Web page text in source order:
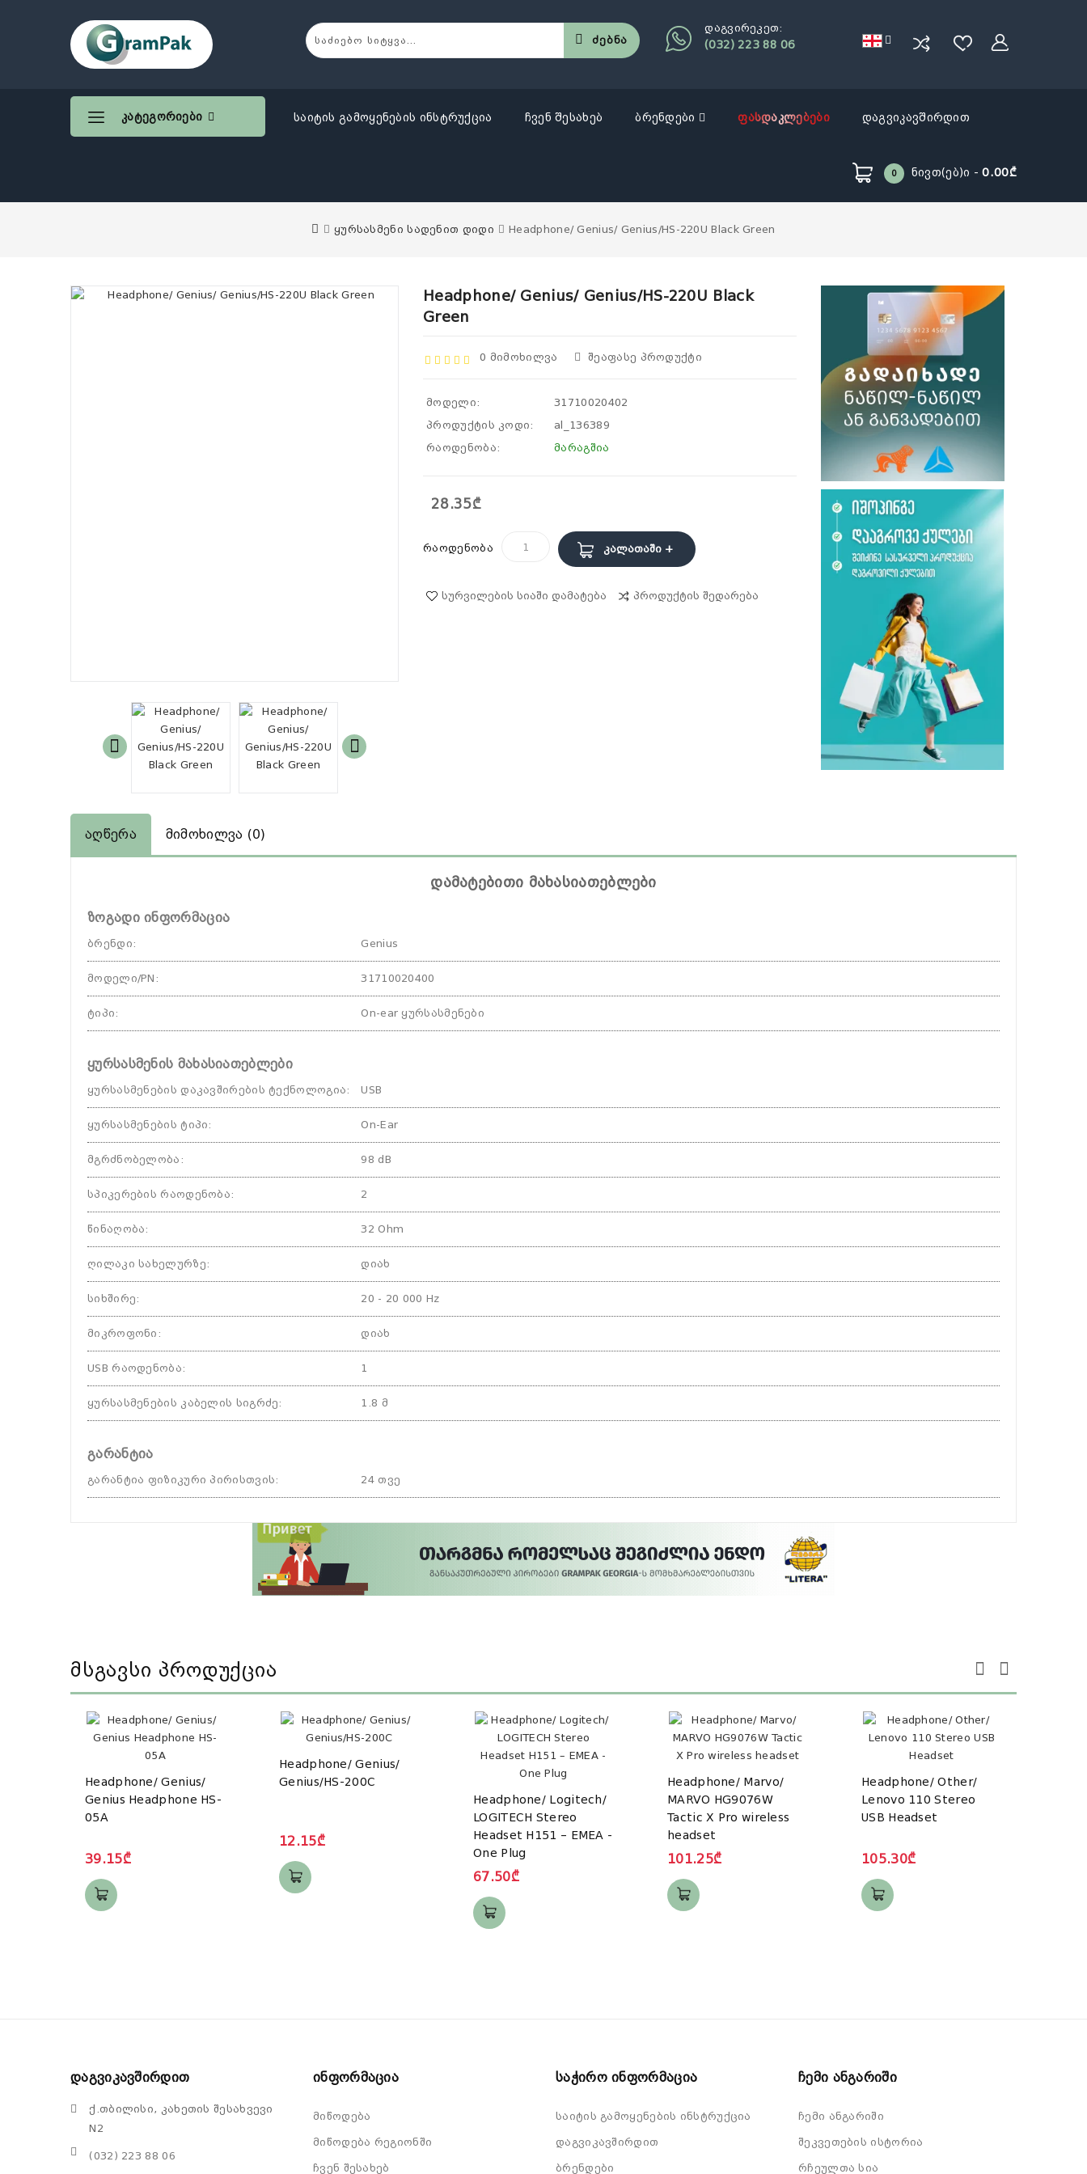
დაგვირეკეთ:
(032) 223 88 06
Ძებნა
Კატეგორიები საიტის გამოყენების ინსტრუქცია ჩვენ შესახებ ბრენდები ფასდაკლებები დაგვიკავშირდით
0 Ნივთ(ებ)ი -0.00₾
ყურსასმენი სადენით დიდი Headphone/ Genius/ Genius/HS-220U Black Green
Headphone/ Genius/ Genius/HS-220U Black
Green
0 Მიმოხილვა Შეაფასე Პროდუქტი
მოდელი:
31710020402
პროდუქტის კოდი:
al_136389
რაოდენობა:
მარაგშია
28.35₾
რაოდენობა Კალათაში +
Სურვილების Სიაში Დამატება Პროდუქტის Შედარება
Აღწერა Მიმოხილვა (0)
დამატებითი მახასიათებლები
ზოგადი ინფორმაცია
ბრენდი: Genius
მოდელი/PN : 31710020400
ტიპი: On-ear ყურსასმენები
ყურსასმენის მახასიათებლები
ყურსასმენების დაკავშირების ტექნოლოგია: USB
ყურსასმენების ტიპი: On-Ear
მგრძნობელობა : 98 dB
სპიკერების რაოდენობა: 2
წინაღობა: 32 Ohm
ღილაკი სახელურზე: დიახ
სიხშირე: 20 - 20 000 Hz
მიკროფონი : დიახ
USB რაოდენობა: 1
ყურსასმენების კაბელის სიგრძე: 1.8 მ
გარანტია
გარანტია ფიზიკური პირისთვის: 24 თვე
Მსგავსი Პროდუქცია
Headphone/ Genius/
Genius Headphone HS-
05A
39.15₾
Headphone/ Genius/
Genius/HS-200C
12.15₾
Headphone/ Logitech/
LOGITECH Stereo
Headset H151 – EMEA -
One Plug
67.50₾
Headphone/ Marvo/
MARVO HG9076W
Tactic X Pro wireless
headset
101.25₾
Headphone/ Other/
Lenovo 110 Stereo
USB Headset
105.30₾
Დაგვიკავშირდით
ქ.თბილისი, კახეთის შესახვევი
N2
(032) 223 88 06
Ინფორმაცია
მიწოდება
მიწოდება რეგიონში
ჩვენ შესახებ
Საჭირო Ინფორმაცია
საიტის გამოყენების ინსტრუქცია
დაგვიკავშირდით
ბრენდები
Ჩემი Ანგარიში
ჩემი ანგარიში
შეკვეთების ისტორია
რჩეულთა სია